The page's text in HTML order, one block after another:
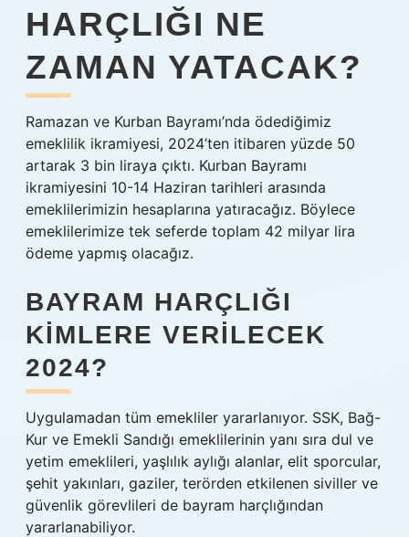
HARÇLIĞI NE
ZAMAN YATACAK?
Ramazan ve Kurban Bayramı’nda ödediğimiz
emeklilik ikramiyesi, 2024’ten itibaren yüzde 50
artarak 3 bin liraya çıktı. Kurban Bayramı
ikramiyesini 10-14 Haziran tarihleri ​​arasında
emeklilerimizin hesaplarına yatıracağız. Böylece
emeklilerimize tek seferde toplam 42 milyar lira
ödeme yapmış olacağız.
BAYRAM HARÇLIĞI
KIMLERE VERILECEK
2024?
Uygulamadan tüm emekliler yararlanıyor. SSK, Bağ-
Kur ve Emekli Sandığı emeklilerinin yanı sıra dul ve
yetim emeklileri, yaşlılık aylığı alanlar, elit sporcular,
şehit yakınları, gaziler, terörden etkilenen siviller ve
güvenlik görevlileri de bayram harçlığından
yararlanabiliyor.